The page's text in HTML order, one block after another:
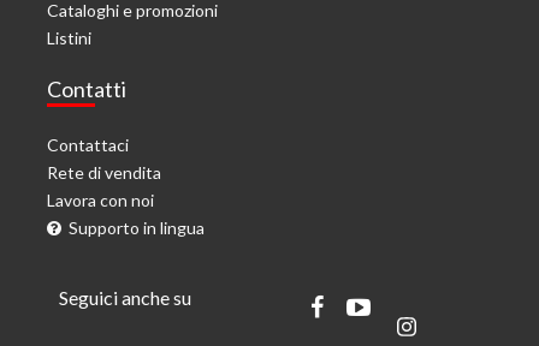
Cataloghi e promozioni
Listini
Contatti
Contattaci
Rete di vendita
Lavora con noi
Supporto in lingua
Seguici anche su